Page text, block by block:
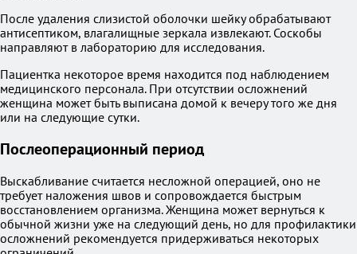
После удаления слизистой оболочки шейку обрабатывают
антисептиком, влагалищные зеркала извлекают. Соскобы
направляют в лабораторию для исследования.
Пациентка некоторое время находится под наблюдением
медицинского персонала. При отсутствии осложнений
женщина может быть выписана домой к вечеру того же дня
или на следующие сутки.
Послеоперационный период
Выскабливание считается несложной операцией, оно не
требует наложения швов и сопровождается быстрым
восстановлением организма. Женщина может вернуться к
обычной жизни уже на следующий день, но для профилактики
осложнений рекомендуется придерживаться некоторых